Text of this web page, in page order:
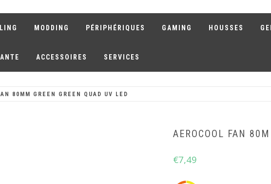
MODDING PÉRIPHÉRIQUES GAMING HOUSSES
ACCESSOIRES SERVICES
80MM GREEN GREEN QUAD UV LED
AEROCOOL FAN
€7,49